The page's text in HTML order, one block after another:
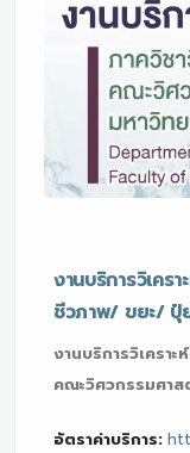
งานบริการวิเค
ชีวภาพ/ ขยะ/ ปุ๋
งานบริการวิเครา
คณะวิศวกรรมศาส
อัตราค่าบริการ: